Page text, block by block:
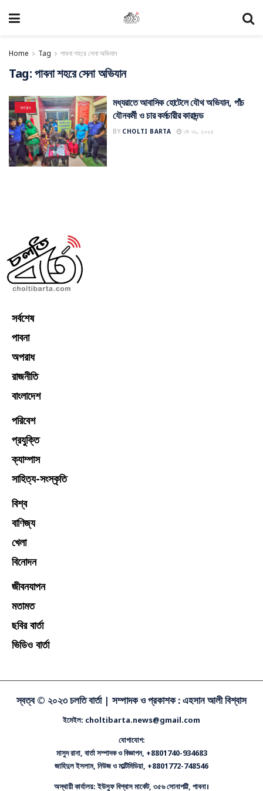
Home Tag পাবনা শহরে সেনা অভিযান
Tag:পাবনা শহরে সেনা অভিযান
অপরাধ
মধ্যরাতে আবাসিক হোটেলে যৌথ অভিযান, পাঁচ
যৌনকর্মী ও চার কর্মচারীর কারাদন্ড
BY CHOLTI BARTA মে ৩১, ২০২৫
সর্বশেষ
পাবনা
অপরাধ
রাজনীতি
বাংলাদেশ
পরিবেশ
প্রযুক্তি
ক্যাম্পাস
সাহিত্য-সংস্কৃতি
বিশ্ব
বাণিজ্য
খেলা
বিনোদন
জীবনযাপন
মতামত
ছবির বার্তা
ভিডিও বার্তা
স্বত্ব © ২০২৩ চলতি বার্তা | সম্পাদক ও প্রকাশক : এহসান আলী বিশ্বাস
ইমেইল: choltibarta.news@gmail.com
যোগাযোগ:
মাসুদ রানা, বার্তা সম্পাদক ও বিজ্ঞাপন, +8801740-934683
জাহিদুল ইসলাম, নিউজ ও মাল্টিমিডিয়া, +8801772-748546
অস্থায়ী কার্যালয়: ইউসুফ বিশ্বাস মার্কেট, ৩৫৬ সোনাপট্টি, পাবনা।